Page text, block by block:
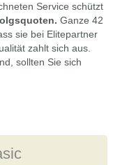
Service schützt
Ganze 42
sie bei Elitepartner
zahlt sich aus.
sollten Sie sich